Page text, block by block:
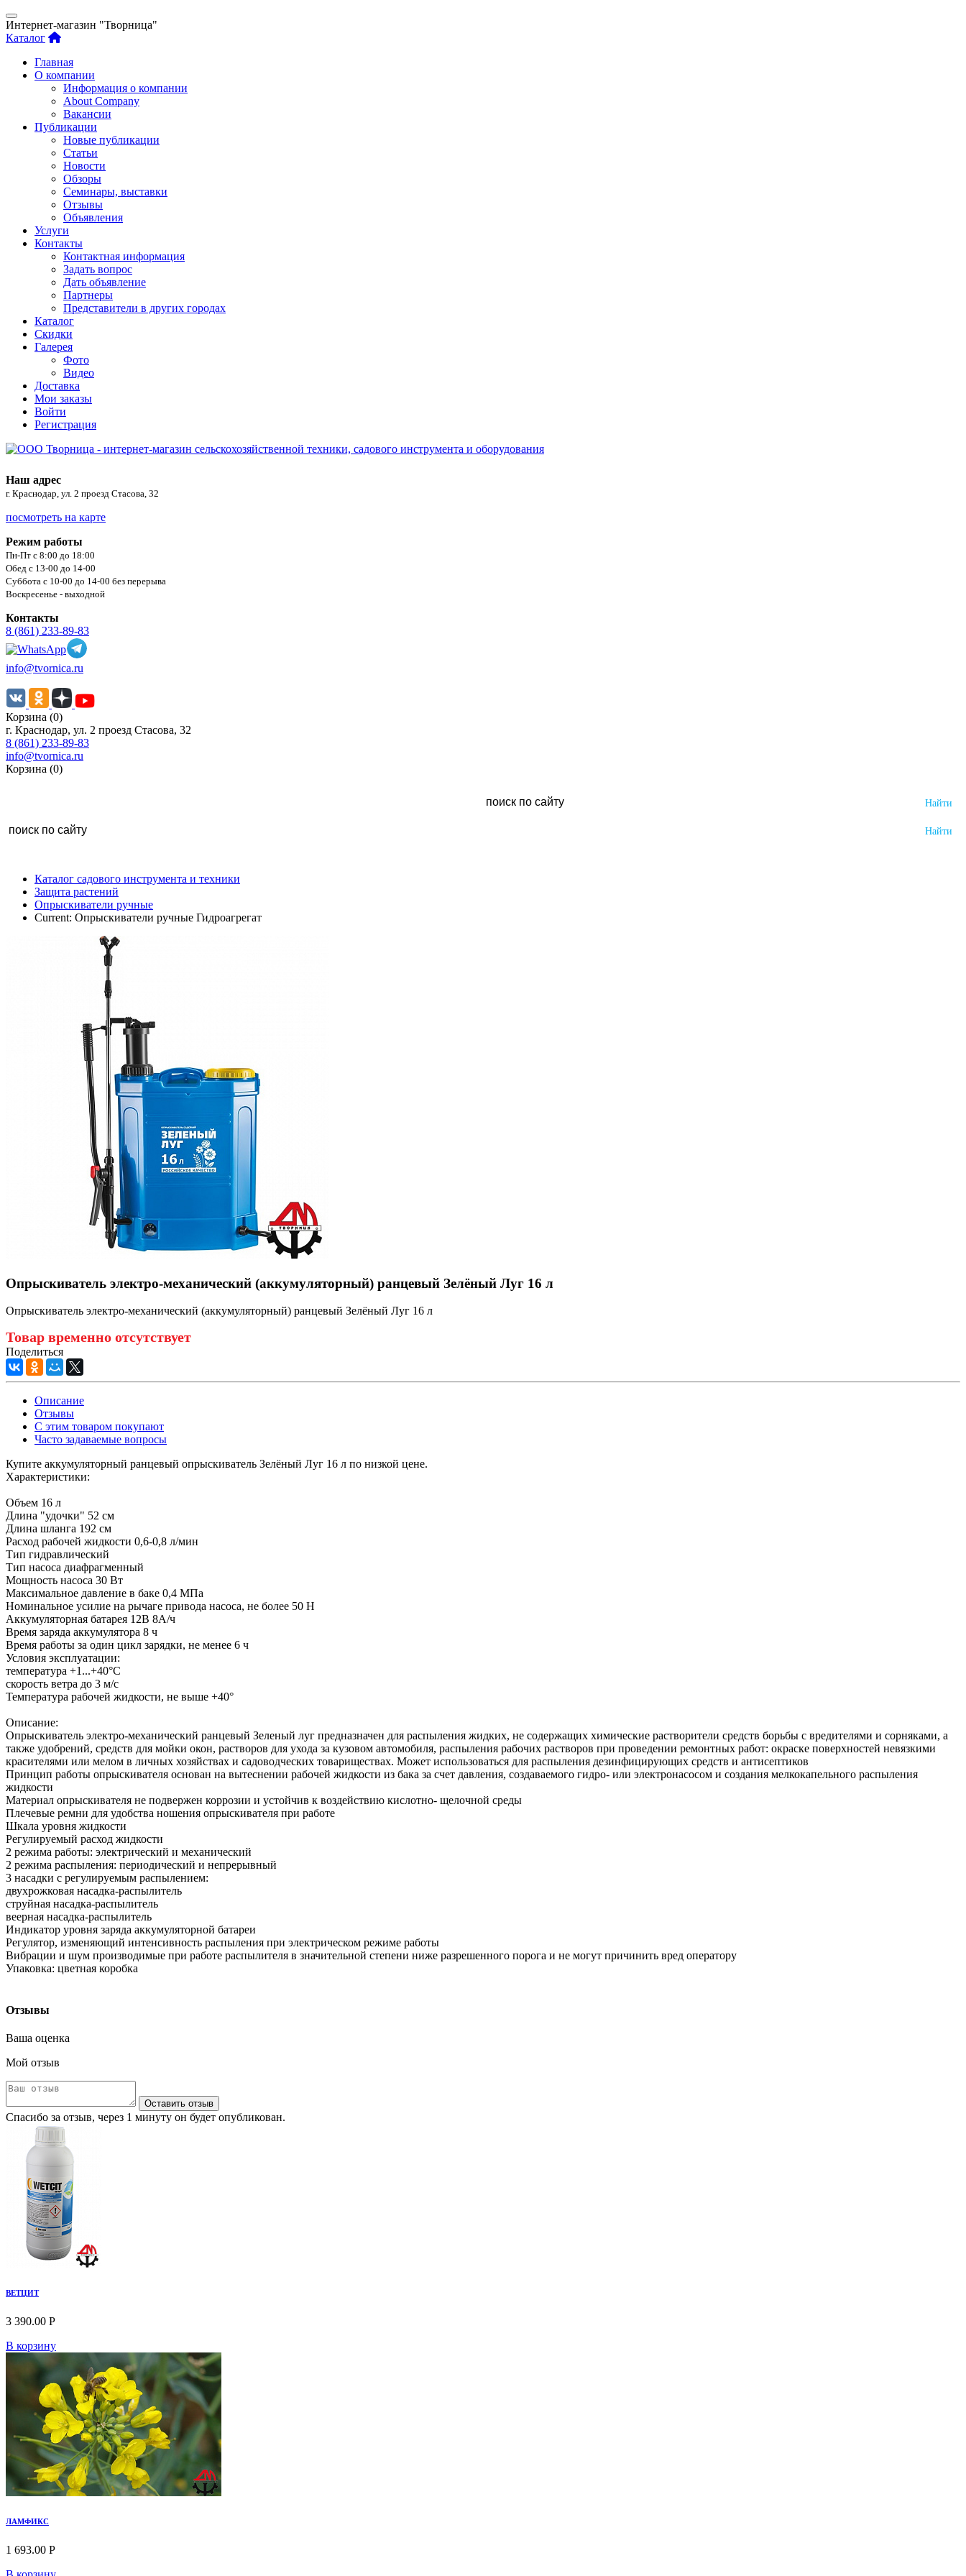
Интернет-магазин "Творница"
Каталог
Главная
О компании
Информация о компании
About Company
Вакансии
Публикации
Новые публикации
Статьи
Новости
Обзоры
Семинары, выставки
Отзывы
Объявления
Услуги
Контакты
Контактная информация
Задать вопрос
Дать объявление
Партнеры
Представители в других городах
Каталог
Скидки
Галерея
Фото
Видео
Доставка
Мои заказы
Войти
Регистрация
Наш адрес
г. Краснодар, ул. 2 проезд Стасова, 32
посмотреть на карте
Режим работы
Пн-Пт с 8:00 до 18:00
Обед с 13-00 до 14-00
Суббота с 10-00 до 14-00 без перерыва
Воскресенье - выходной
Контакты
8 (861) 233-89-83
info@tvornica.ru
Корзина (0)
г. Краснодар, ул. 2 проезд Стасова, 32
8 (861) 233-89-83
info@tvornica.ru
Корзина (0)
Каталог садового инструмента и техники
Защита растений
Опрыскиватели ручные
Current: Опрыскиватели ручные Гидроагрегат
Опрыскиватель электро-механический (аккумуляторный) ранцевый Зелёный Луг 16 л
Опрыскиватель электро-механический (аккумуляторный) ранцевый Зелёный Луг 16 л
Товар временно отсутствует
Поделиться
Описание
Отзывы
С этим товаром покупают
Часто задаваемые вопросы
Купите аккумуляторный ранцевый опрыскиватель Зелёный Луг 16 л по низкой цене.
Характеристики:
Объем 16 л
Длина "удочки" 52 см
Длина шланга 192 см
Расход рабочей жидкости 0,6-0,8 л/мин
Тип гидравлический
Тип насоса диафрагменный
Мощность насоса 30 Вт
Максимальное давление в баке 0,4 МПа
Номинальное усилие на рычаге привода насоса, не более 50 Н
Аккумуляторная батарея 12В 8А/ч
Время заряда аккумулятора 8 ч
Время работы за один цикл зарядки, не менее 6 ч
Условия эксплуатации:
температура +1...+40°С
скорость ветра до 3 м/с
Температура рабочей жидкости, не выше +40°
Описание:
Опрыскиватель электро-механический ранцевый Зеленый луг предназначен для распыления жидких, не содержащих химические растворители средств борьбы с вредителями и сорняками, а
также удобрений, средств для мойки окон, растворов для ухода за кузовом автомобиля, распыления рабочих растворов при проведении ремонтных работ: окраске поверхностей невязкими
красителями или мелом в личных хозяйствах и садоводческих товариществах. Может использоваться для распыления дезинфицирующих средств и антисептиков
Принцип работы опрыскивателя основан на вытеснении рабочей жидкости из бака за счет давления, создаваемого гидро- или электронасосом и создания мелкокапельного распыления
жидкости
Материал опрыскивателя не подвержен коррозии и устойчив к воздействию кислотно- щелочной среды
Плечевые ремни для удобства ношения опрыскивателя при работе
Шкала уровня жидкости
Регулируемый расход жидкости
2 режима работы: электрический и механический
2 режима распыления: периодический и непрерывный
3 насадки с регулируемым распылением:
двухрожковая насадка-распылитель
струйная насадка-распылитель
веерная насадка-распылитель
Индикатор уровня заряда аккумуляторной батареи
Регулятор, изменяющий интенсивность распыления при электрическом режиме работы
Вибрации и шум производимые при работе распылителя в значительной степени ниже разрешенного порога и не могут причинить вред оператору
Упаковка: цветная коробка
Отзывы
Ваша оценка
Мой отзыв
Оставить отзыв
Спасибо за отзыв, через 1 минуту он будет опубликован.
ВЕТЦИТ
3 390.00 Р
В корзину
ЛАМФИКС
1 693.00 Р